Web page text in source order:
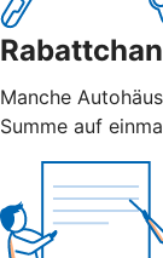
Manche
Summe auf